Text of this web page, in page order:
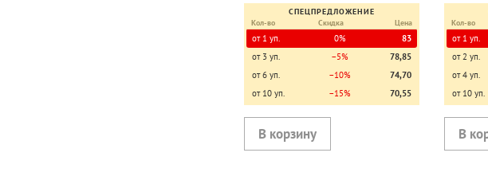
СПЕЦПРЕДЛОЖЕНИЕ
Кол-во
Скидка Цена
от 1 уп. 0%
83
от 3 уп.
−5%
78,85
от 6 уп.
−10%
74,70
от 10 уп.
−15% 70,55
Кол-во
от 1 уп.
от 2 уп.
от 4 уп.
от 10 уп.